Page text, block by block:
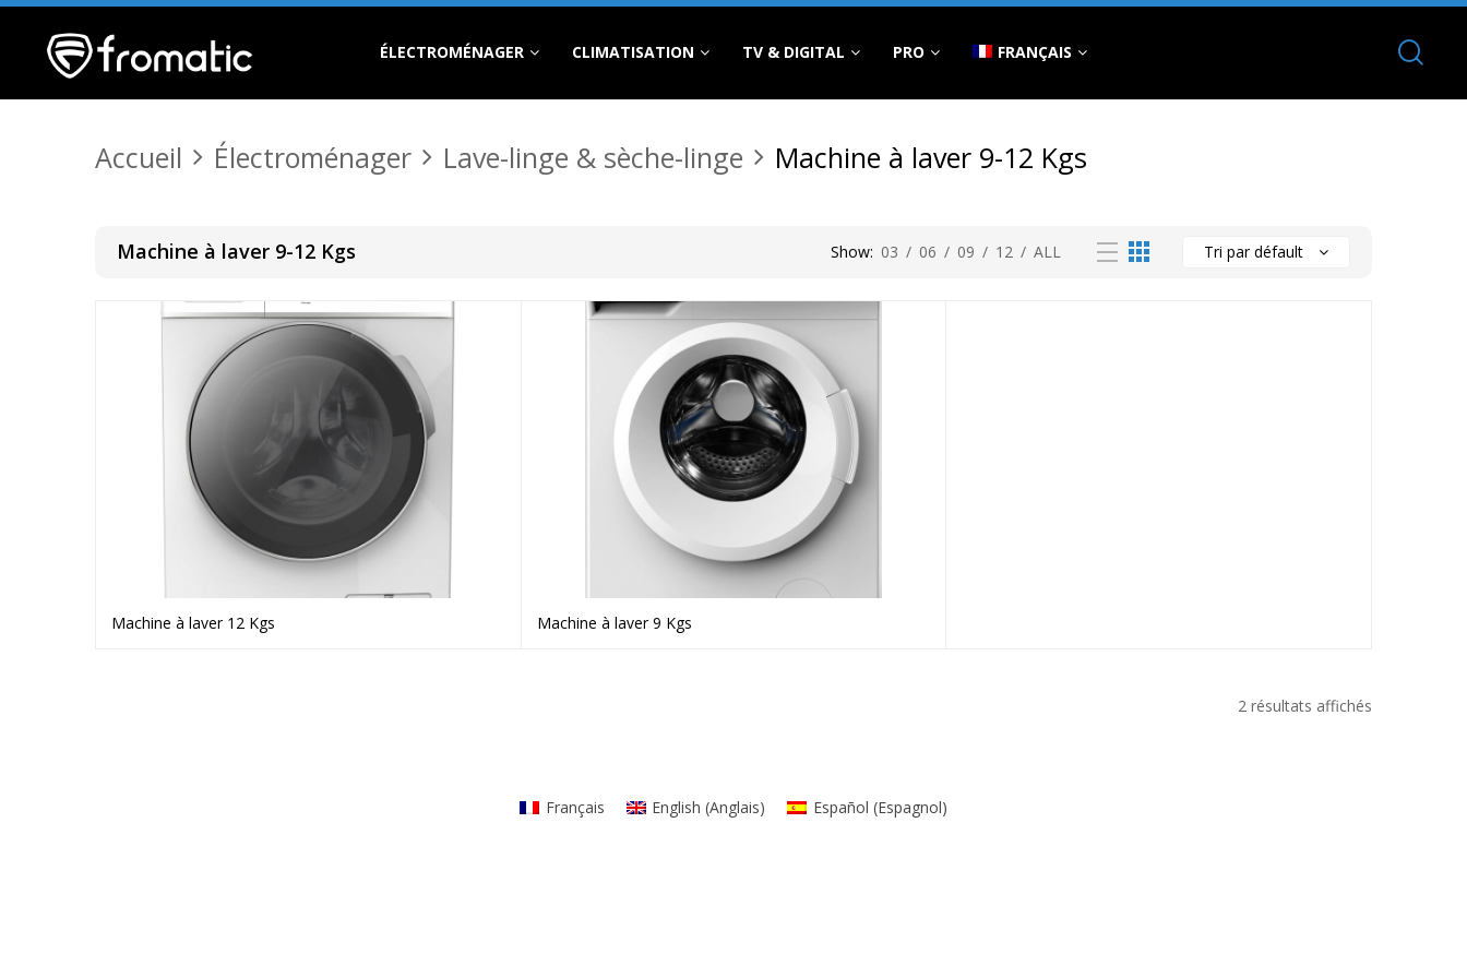
ÉLECTROMÉNAGER CLIMATISATION TV & DIGITAL PRO FRANÇAIS
Accueil Électroménager Lave-linge & sèche-linge Machine à laver 9-12 Kgs
Machine à laver 9-12 Kgs Show: 03 / 06 / 09 / 12 / ALL Tri par défault
Machine à laver 12 Kgs Machine à laver 9 Kgs
2 résultats affichés
Français English (Anglais) Español (Espagnol)